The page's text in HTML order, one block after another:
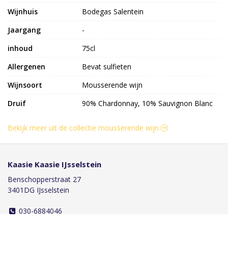
Wijnhuis
Bodegas Salentein
Jaargang
-
inhoud
75cl
Allergenen
Bevat sulfieten
Wijnsoort
Mousserende wijn
Druif
90% Chardonnay, 10% Sauvignon Blanc
Bekijk meer uit de collectie mousserende wijn
Kaasie Kaasie IJsselstein
Benschopperstraat 27
3401DG IJsselstein
030-6884046